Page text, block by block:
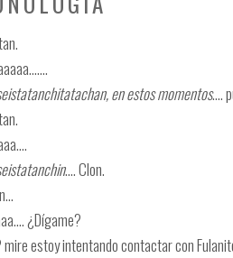
en estos momentos….
…. Clon.
¿Dígame?
estoy intentando contactar con